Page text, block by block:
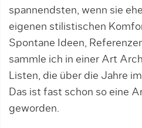
spannendsten, wenn sie
eigenen stilistischen
Spontane Ideen,
sammle ich in einer Art
Listen, die über die Jahre
Das ist fast schon so eine
geworden.